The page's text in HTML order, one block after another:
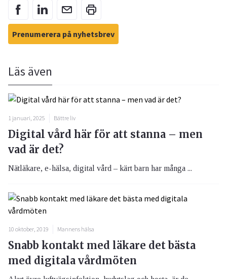
Prenumerera på nyhetsbrev
Läs även
1 januari, 2025 Bättre liv
Digital vård här för att stanna – men
vad är det?
Nätläkare, e-hälsa, digital vård – kärt barn har många ...
10 oktober, 2019 Mannens hälsa
Snabb kontakt med läkare det bästa
med digitala vårdmöten